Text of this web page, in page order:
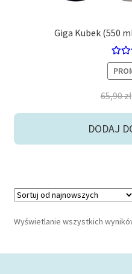
Giga Kubek (550
65,90zł
DODAJ
Wyświetlanie wszystkich